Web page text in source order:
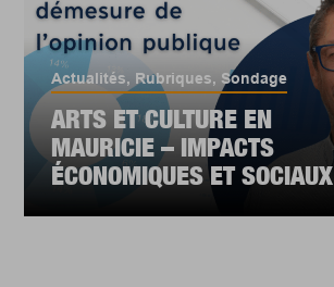
Actualités, Rubriques, Sondage
ARTS ET CULTURE EN
MAURICIE – IMPACTS
ÉCONOMIQUES ET SOCIAUX